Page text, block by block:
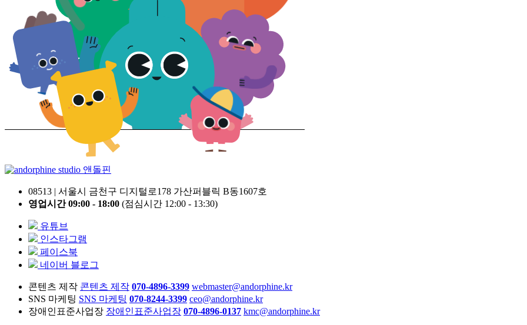
앤돌핀
08513 | 서울시 금천구 디지털로178 가산퍼블릭 B동1607호
영업시간 09:00 - 18:00 (점심시간 12:00 - 13:30)
유튜브
인스타그램
페이스북
네이버 블로그
콘텐츠 제작 콘텐츠 제작 070-4896-3399 webmaster@andorphine.kr
SNS 마케팅 SNS 마케팅 070-8244-3399 ceo@andorphine.kr
장애인표준사업장 장애인표준사업장 070-4896-0137 kmc@andorphine.kr